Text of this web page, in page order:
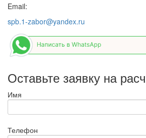
Email:
spb.1-zabor@yandex.ru
Оставьте заявку на
Имя
Телефон